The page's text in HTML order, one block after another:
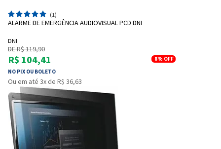
(1)
ALARME DE EMERGÊNCIA AUDIOVISUAL PCD DNI
DNI
DE R$ 119,90
R$ 104,41
NO PIX OU BOLETO
8% OFF
Ou em até 3x de R$ 36,63